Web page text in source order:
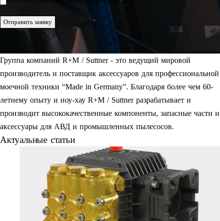
Einwilligung
Отправить заявку
Группа компаний R+M / Suttner - это ведущий мировой
производитель и поставщик аксессуаров для профессиональной
моечной техники “Made in Germany”. Благодаря более чем 60-
летнему опыту и ноу-хау R+M / Suttner разрабатывает и
производит высококачественные компоненты, запасные части и
аксессуары для АВД и промышленных пылесосов.
Актуальные статьи